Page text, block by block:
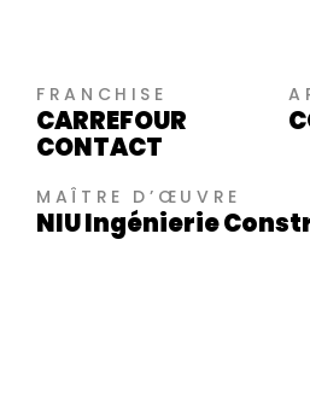
FRANCHISE
CARREFOUR
CONTACT
MAÎTRE D’ŒUVRE
NIU Ingénierie